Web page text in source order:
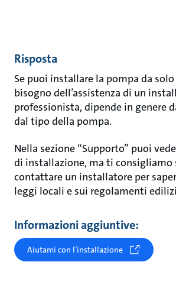
Risposta
Se puoi installare la pompa da solo
bisogno dell’assistenza di un
professionista, dipende in genere
dal tipo della pompa.
Nella sezione “Supporto” puoi
di installazione, ma ti consigliamo
contattare un installatore per
leggi locali e sui regolamenti
Informazioni aggiuntive:
Aiutami con l’installazione